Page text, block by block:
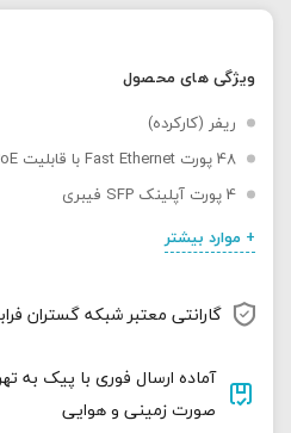
ویژگی های محصول
ریفر (کارکرده)
48 پورت Fast Ethernet با قابلیت PoE
4 پورت آپلینک SFP فیبری
+ موارد بیشتر
گارانتی معتبر شبکه گستران
آماده ارسال فوری با پیک به
صورت زمینی و هوایی